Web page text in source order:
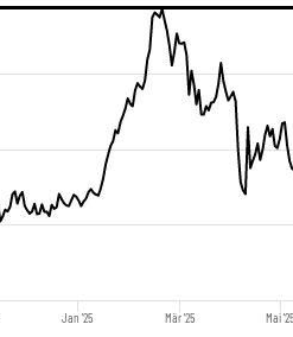
Jan '25 Mär '25 Mai '25